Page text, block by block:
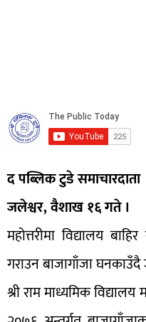
द पब्लिक टुडे समाचारदाता
जलेश्वर, वैशाख १६ गते ।
महोत्तरीमा विद्यालय
गराउन बाजागाँजा
श्री राम माध्यमिक विद्यालय